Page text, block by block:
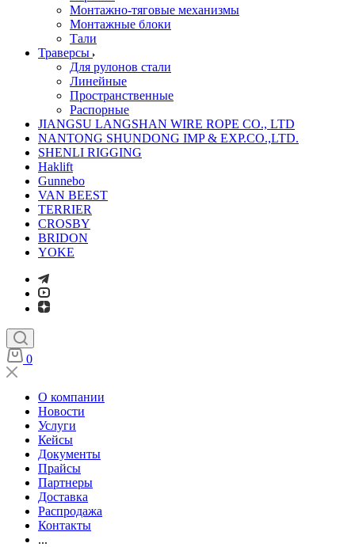
Монтажно-тяговые механизмы
Монтажные блоки
Тали
Траверсы
Для рулонов стали
Линейные
Пространственные
Распорные
JIANGSU LANGSHAN WIRE ROPE CO., LTD
NANTONG SHUNDONG IMP & EXP.CO.,LTD.
SHENLI RIGGING
Haklift
Gunnebo
VAN BEEST
TERRIER
CROSBY
BRIDON
YOKE
0
О компании
Новости
Услуги
Кейсы
Документы
Прайсы
Партнеры
Доставка
Распродажа
Контакты
...